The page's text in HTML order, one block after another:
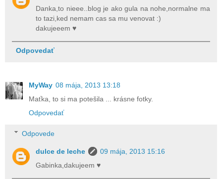
Danka,to nieee..blog je ako gula na nohe,normalne ma
to tazi,ked nemam cas sa mu venovat :)
dakujeeem ♥
Odpovedať
MyWay 08 mája, 2013 13:18
Maťka, to si ma potešila ... krásne fotky.
Odpovedať
Odpovede
dulce de leche
09 mája, 2013 15:16
Gabinka,dakujeem ♥